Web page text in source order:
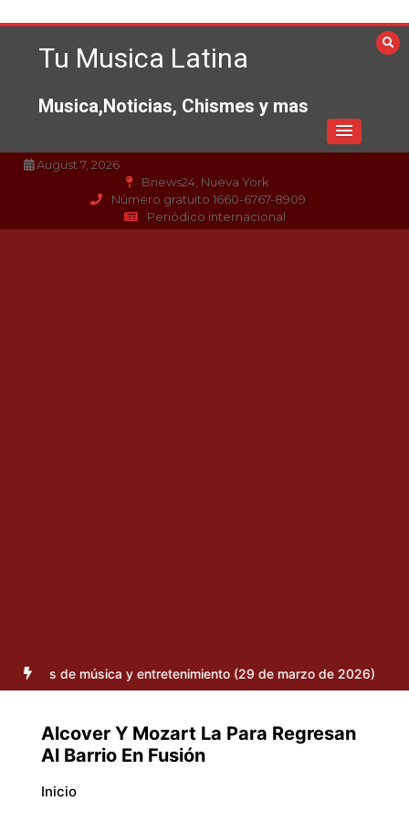
al
contenidoTu Musica Latina
Musica,Noticias, Chismes y mas
August 7, 2026
Bnews24, Nueva York
Número gratuito 1660-6767-8909
Periódico internacional
música y entretenimiento (29 de marzo de 2026) SAIKO
Alcover Y Mozart La Para Regresan
Al Barrio En Fusión
Inicio